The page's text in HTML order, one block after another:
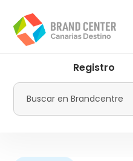
contenido
principal
menu
Promotur
Registro
Buscar